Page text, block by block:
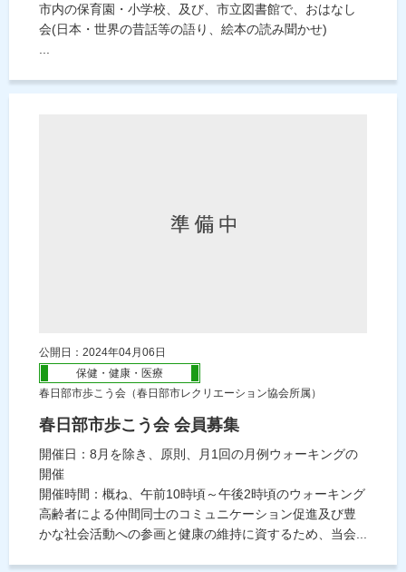
市内の保育園・小学校、及び、市立図書館で、おはなし
会(日本・世界の昔話等の語り、絵本の読み聞かせ)
公開日：2024年04月06日
保健・健康・医療
春日部市歩こう会（春日部市レクリエーション協会所属）
春日部市歩こう会 会員募集
開催日：8月を除き、原則、月1回の月例ウォーキングの
開催
開催時間：概ね、午前10時頃～午後2時頃のウォーキング
高齢者による仲間同士のコミュニケーション促進及び豊
かな社会活動への参画と健康の維持に資するため、当会...